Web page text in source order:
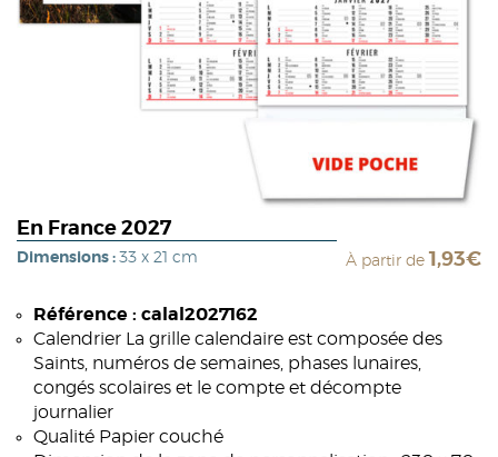
En France 2027
Dimensions : 33 x 21 cm À partir de 1,93€
Référence : calal2027162
Calendrier La grille calendaire est composée des
Saints, numéros de semaines, phases lunaires,
congés scolaires et le compte et décompte
journalier
Qualité Papier couché